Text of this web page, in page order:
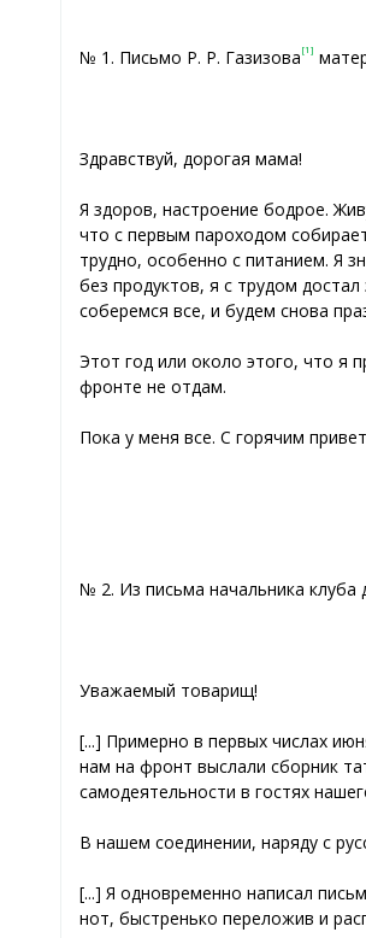
№ 1. Письмо Р. Р. Газизова [1]
Здравствуй, дорогая мама!
Я здоров, настроение бодрое.
что с первым пароходом
трудно, особенно с питанием. Я
без продуктов, я с трудом
соберемся все, и будем снова
Этот год или около этого, что я
фронте не отдам.
Пока у меня все. С горячим
№ 2. Из письма начальника клуба
Уважаемый товарищ!
[...] Примерно в первых числах
нам на фронт выслали сборник
самодеятельности в гостях
В нашем соединении, наряду с
[...] Я одновременно написал
нот, быстренько переложив и